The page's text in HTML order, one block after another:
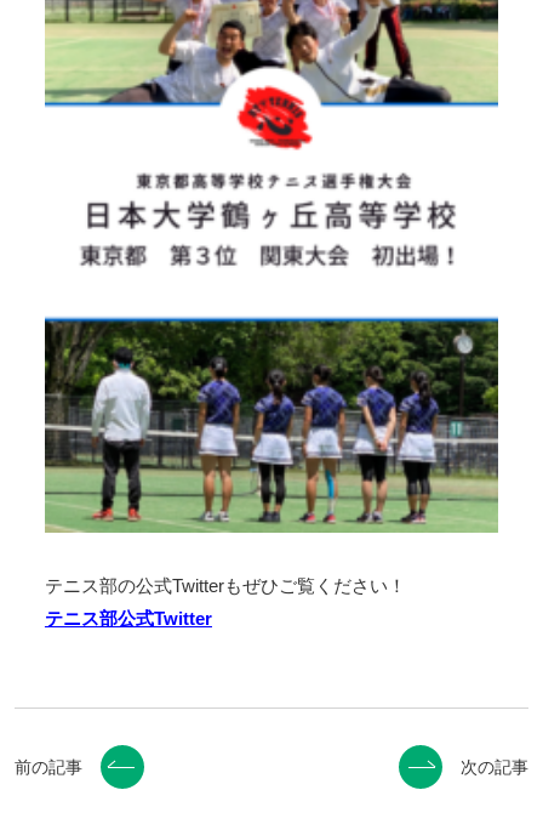
テニス部の公式Twitterもぜひご覧ください！
テニス部公式Twitter
前の記事 次の記事